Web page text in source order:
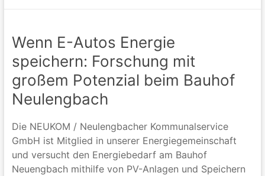
Wenn E-Autos Energie
speichern: Forschung mit
großem Potenzial beim Bauhof
Neulengbach
Die NEUKOM / Neulengbacher Kommunalservice
GmbH ist Mitglied in unserer Energiegemeinschaft
und versucht den Energiebedarf am Bauhof
Neuengbach mithilfe von PV-Anlagen und Speichern